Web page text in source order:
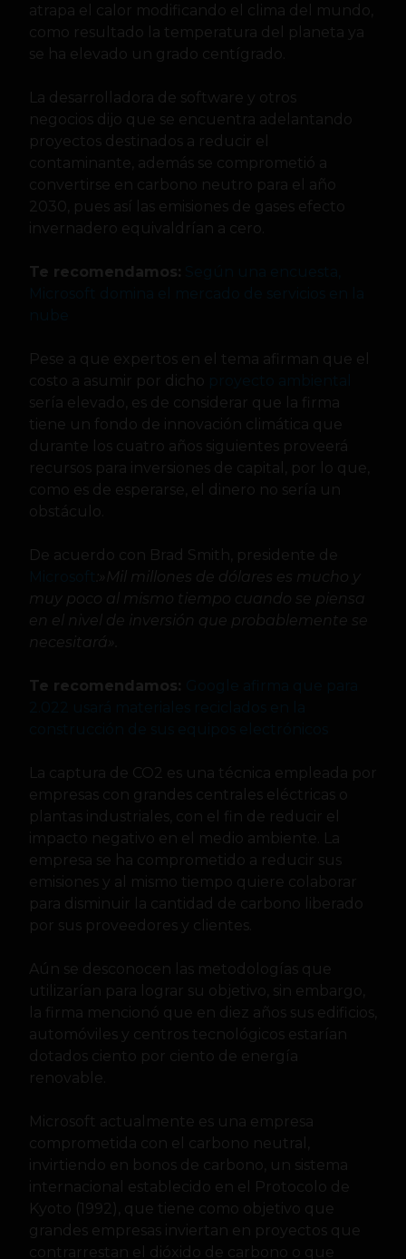
atrapa el calor modificando el clima del mundo,
como resultado la temperatura del planeta ya
se ha elevado un grado centígrado.
La desarrolladora de software y otros
negocios dijo que se encuentra adelantando
proyectos destinados a reducir el
contaminante, además se comprometió a
convertirse en carbono neutro para el año
2030, pues así las emisiones de gases efecto
invernadero equivaldrían a cero.
Te recomendamos:
Pese a que expertos en el tema afirman que el
costo a asumir por dicho
sería elevado, es de considerar que la firma
tiene un fondo de innovación climática que
durante los cuatro años siguientes proveerá
recursos para inversiones de capital, por lo que,
como es de esperarse, el dinero no sería un
obstáculo.
De acuerdo con Brad Smith, presidente de
:»Mil millones de dólares es mucho y
muy poco al mismo tiempo cuando se piensa
en el nivel de inversión que probablemente se
necesitará».
Te recomendamos:
La captura de CO2 es una técnica empleada por
empresas con grandes centrales eléctricas o
plantas industriales, con el fin de reducir el
impacto negativo en el medio ambiente. La
empresa se ha comprometido a reducir sus
emisiones y al mismo tiempo quiere colaborar
para disminuir la cantidad de carbono liberado
por sus proveedores y clientes.
Aún se desconocen las metodologías que
utilizarían para lograr su objetivo, sin embargo,
la firma mencionó que en diez años sus edificios,
automóviles y centros tecnológicos estarían
dotados ciento por ciento de energía
renovable.
Microsoft actualmente es una empresa
comprometida con el carbono neutral,
invirtiendo en bonos de carbono, un sistema
internacional establecido en el Protocolo de
Kyoto (1992), que tiene como objetivo que
grandes empresas inviertan en proyectos que
contrarrestan el dióxido de carbono o que